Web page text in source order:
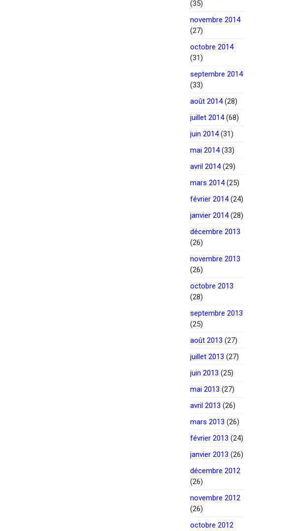
(35)
novembre 2014
(27)
octobre 2014
(31)
septembre 2014
(33)
août 2014(28)
juillet 2014(68)
juin 2014(31)
mai 2014(33)
avril 2014(29)
mars 2014(25)
février 2014(24)
janvier 2014(28)
décembre 2013
(26)
novembre 2013
(26)
octobre 2013
(28)
septembre 2013
(25)
août 2013 (27)
juillet 2013 (27)
juin 2013 (25)
mai 2013 (27)
avril 2013 (26)
mars 2013 (26)
février 2013 (24)
janvier 2013 (26)
décembre 2012
(26)
novembre 2012
(26)
octobre 2012